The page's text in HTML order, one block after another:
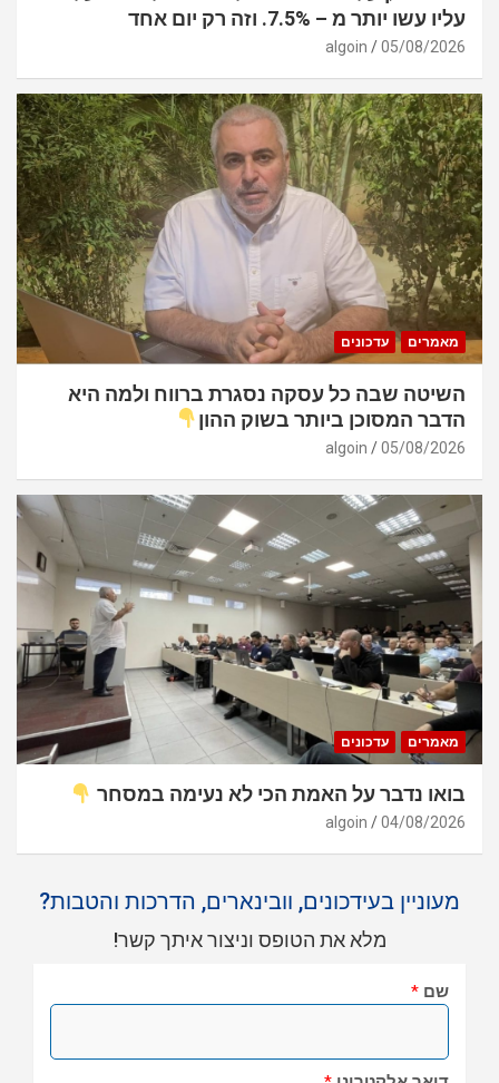
עליו עשו יותר מ – 7.5%. וזה רק יום אחד
05/08/2026
algoin
מאמרים עדכונים
השיטה שבה כל עסקה נסגרת ברווח ולמה היא
הדבר המסוכן ביותר בשוק ההון
05/08/2026
algoin
מאמרים עדכונים
בואו נדבר על האמת הכי לא נעימה במסחר
04/08/2026
algoin
מעוניין בעידכונים, וובינארים, הדרכות והטבות?
מלא את הטופס וניצור איתך קשר!
שם *